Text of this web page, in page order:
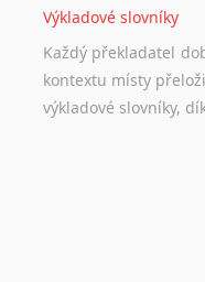
Výkladové slovníky
Každý překladatel
kontextu místy